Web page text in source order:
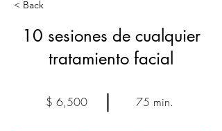
< Back
10 sesiones de cualquier
tratamiento facial
$ 6,500 75 min.